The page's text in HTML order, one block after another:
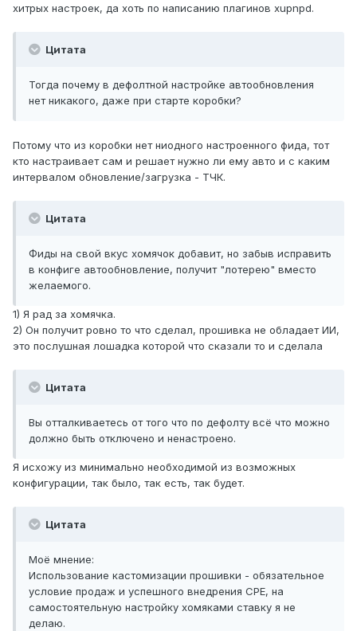
хитрых настроек, да хоть по написанию плагинов xupnpd.
Цитата
Тогда почему в дефолтной настройке автообновления
нет никакого, даже при старте коробки?
Потому что из коробки нет ниодного настроенного фида, тот
кто настраивает сам и решает нужно ли ему авто и с каким
интервалом обновление/загрузка - ТЧК.
Цитата
Фиды на свой вкус хомячок добавит, но забыв исправить
в конфиге автообновление, получит "лотерею" вместо
желаемого.
1) Я рад за хомячка.
2) Он получит ровно то что сделал, прошивка не обладает ИИ,
это послушная лошадка которой что сказали то и сделала
Цитата
Вы отталкиваетесь от того что по дефолту всё что можно
должно быть отключено и ненастроено.
Я исхожу из минимально необходимой из возможных
конфигурации, так было, так есть, так будет.
Цитата
Моё мнение:
Использование кастомизации прошивки - обязательное
условие продаж и успешного внедрения CPE, на
самостоятельную настройку хомяками ставку я не
делаю.